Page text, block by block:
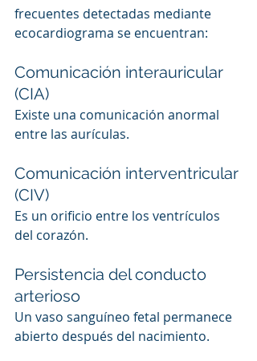
frecuentes detectadas mediante
ecocardiograma se encuentran:
Comunicación interauricular
(CIA)
Existe una comunicación anormal
entre las aurículas.
Comunicación interventricular
(CIV)
Es un orificio entre los ventrículos
del corazón.
Persistencia del conducto
arterioso
Un vaso sanguíneo fetal permanece
abierto después del nacimiento.